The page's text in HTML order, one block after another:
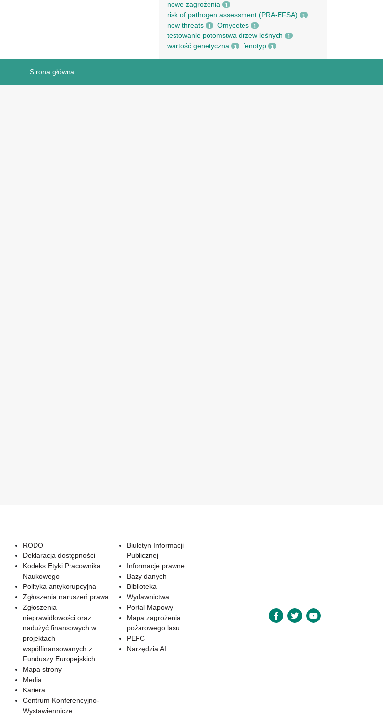
nowe zagrożenia 1
risk of pathogen assessment (PRA-EFSA) 1
new threats 1 Omycetes 1
testowanie potomstwa drzew leśnych 1
wartość genetyczna 1 fenotyp 1
Strona główna
RODO
Deklaracja dostępności
Kodeks Etyki Pracownika
Naukowego
Polityka antykorupcyjna
Zgłoszenia naruszeń prawa
Zgłoszenia
nieprawidłowości oraz
nadużyć finansowych w
projektach
współfinansowanych z
Funduszy Europejskich
Mapa strony
Media
Kariera
Centrum Konferencyjno-
Wystawiennicze
Biuletyn Informacji
Publicznej
Informacje prawne
Bazy danych
Biblioteka
Wydawnictwa
Portal Mapowy
Mapa zagrożenia
pożarowego lasu
PEFC
Narzędzia AI